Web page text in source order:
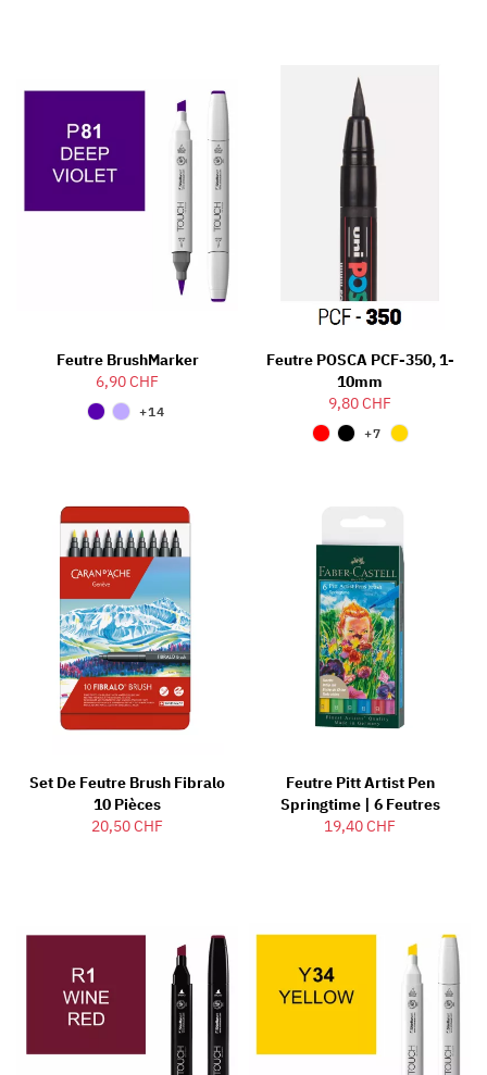
Feutre BrushMarker
6,90 CHF
+14
Feutre POSCA PCF-350, 1-
10mm
9,80 CHF
+7
Set De Feutre Brush Fibralo
10 Pièces
20,50 CHF
Feutre Pitt Artist Pen
Springtime | 6 Feutres
19,40 CHF